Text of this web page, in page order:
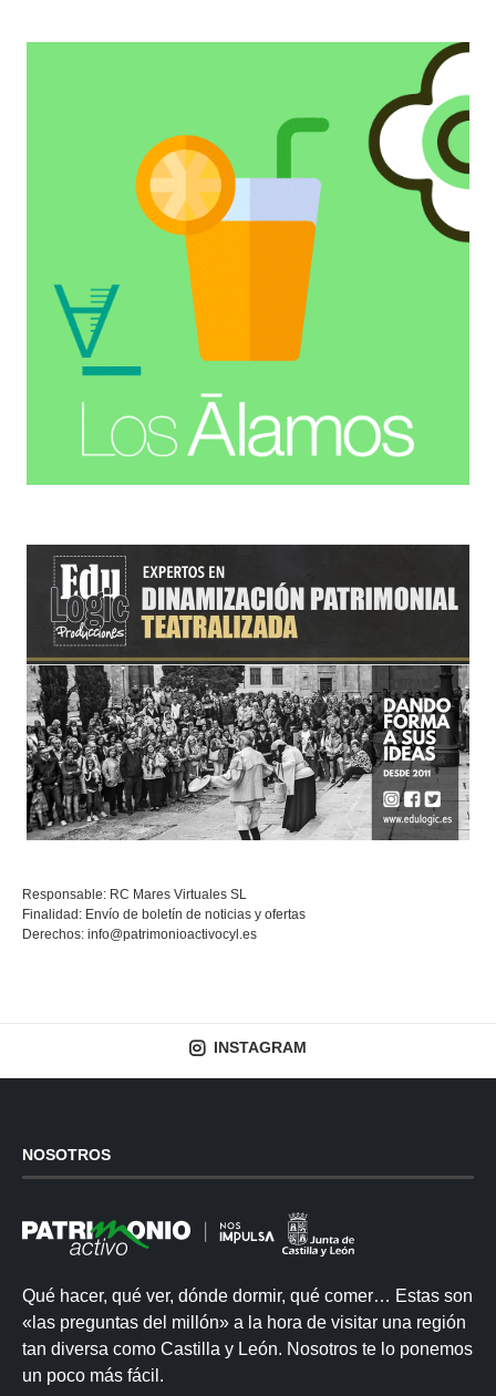
Responsable: RC Mares Virtuales SL
Finalidad: Envío de boletín de noticias y ofertas
Derechos: info@patrimonioactivocyl.es
INSTAGRAM
NOSOTROS
Qué hacer, qué ver, dónde dormir, qué comer… Estas son
«las preguntas del millón» a la hora de visitar una región
tan diversa como Castilla y León. Nosotros te lo ponemos
un poco más fácil.